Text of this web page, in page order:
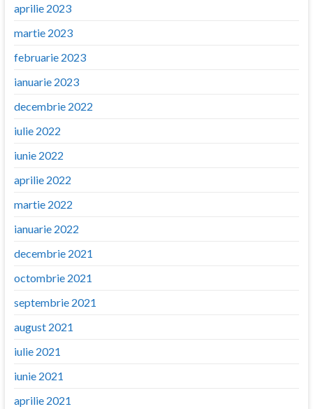
aprilie 2023
martie 2023
februarie 2023
ianuarie 2023
decembrie 2022
iulie 2022
iunie 2022
aprilie 2022
martie 2022
ianuarie 2022
decembrie 2021
octombrie 2021
septembrie 2021
august 2021
iulie 2021
iunie 2021
aprilie 2021